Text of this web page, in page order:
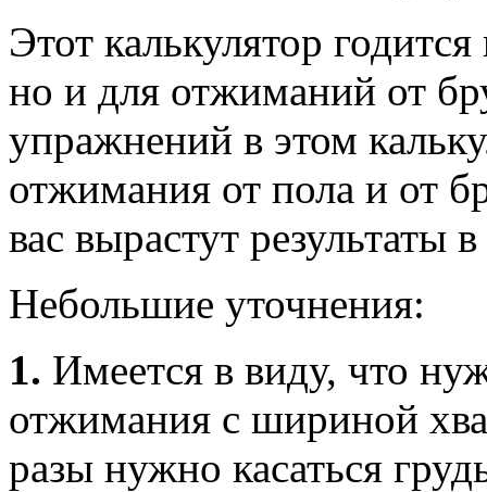
Этот калькулятор
но и для отжиманий от
упражнений в этом
отжимания от пола и от
вас вырастут результаты
Небольшие уточнения:
1. Имеется в виду, что
отжимания с шириной
разы нужно касаться